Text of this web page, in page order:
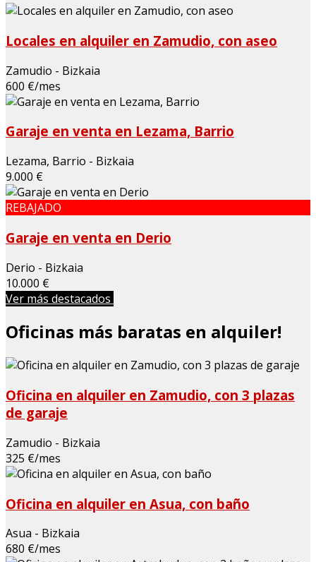
Locales en alquiler en Zamudio, con aseo
Zamudio - Bizkaia
600 €/mes
Garaje en venta en Lezama, Barrio
Lezama, Barrio - Bizkaia
9.000 €
REBAJADO
Garaje en venta en Derio
Derio - Bizkaia
10.000 €
Ver más destacados
Oficinas más baratas en alquiler!
Oficina en alquiler en Zamudio, con 3 plazas
de garaje
Zamudio - Bizkaia
325 €/mes
Oficina en alquiler en Asua, con baño
Asua - Bizkaia
680 €/mes